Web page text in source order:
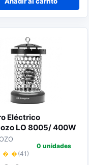
Eléctrico
LO 8005/ 400W
� �(41)
0 unidades